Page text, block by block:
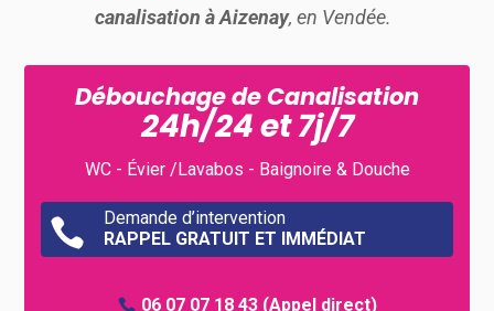
canalisation à Aizenay, en Vendée.
Débouchage de Canalisation
24h/24 et 7j/7
WC - Évier /Lavabos - Baignoire & Douche

Demande d’intervention
RAPPEL GRATUIT ET IMMÉDIAT
06 07 07 18 43(Appel direct)